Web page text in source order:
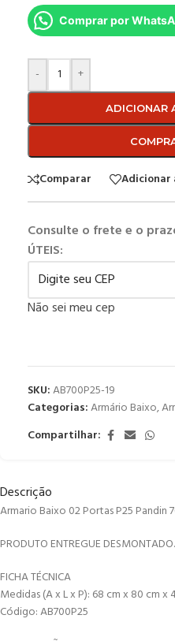
Comprar por
- +
ADICIONAR
Comparar Adicionar
Consulte o frete e o
ÚTEIS:
Não sei meu cep
SKU:AB700P25-19
Categorias:Armário Baixo,
Compartilhar:
Descrição
Armario Baixo 02 Portas P25 Pandin
PRODUTO ENTREGUE DESMONTADO.
FICHA TÉCNICA
Medidas (A x L x P): 68 cm x 80 cm x
Código: AB700P25